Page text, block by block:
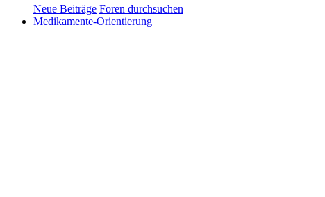
Neue Beiträge Foren durchsuchen
Medikamente-Orientierung